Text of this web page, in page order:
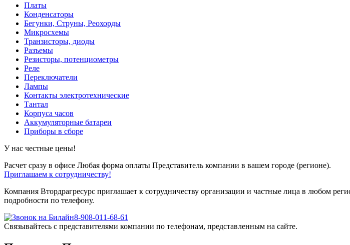
Платы
Конденсаторы
Бегунки, Струны, Реохорды
Микросхемы
Транзисторы, диоды
Разъемы
Резисторы, потенциометры
Реле
Переключатели
Лампы
Контакты электротехнические
Тантал
Корпуса часов
Аккумуляторные батареи
Приборы в сборе
У нас честные цены!
Расчет сразу в офисе Любая форма оплаты Представитель компании в вашем городе (регионе).
Приглашаем к сотрудничеству!
Компания Втордрагресурс приглашает к сотрудничеству организации и частные лица в любом
подробности по телефону.
8-908-011-68-61
Связывайтесь с представителями компании по телефонам, представленным на сайте.